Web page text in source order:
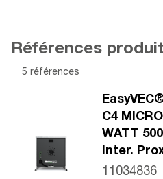
Références
5 références
C4
WATT
Inter.
11034836